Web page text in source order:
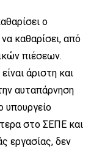
ο
καθαρίσει, από
πιέσεων.
άριστη και
αυταπάρνηση
υπουργείο
στο ΣΕΠΕ και
εργασίας, δεν